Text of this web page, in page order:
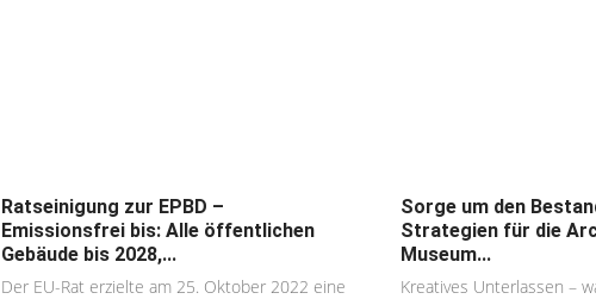
Ratseinigung zur EPBD –
Emissionsfrei bis: Alle öffentlichen
Gebäude bis 2028,...
Der EU-Rat erzielte am 25. Oktober 2022 eine
Sorge um den
Strategien für die
Museum...
Kreatives Unterlassen –